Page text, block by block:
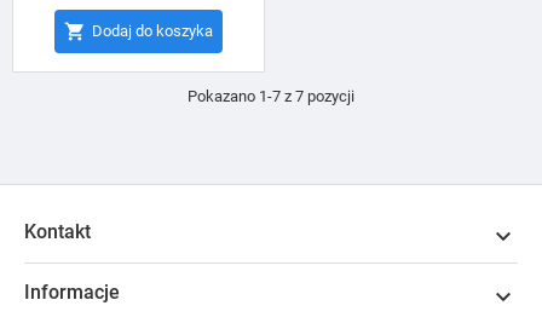
 Dodaj do koszyka
Pokazano 1-7 z 7 pozycji
Kontakt 
Informacje 